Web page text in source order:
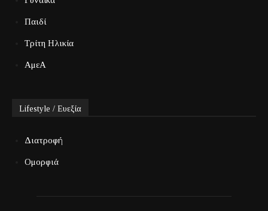
Παιδί
Τρίτη Ηλικία
ΑμεΑ
Lifestyle / Ευεξία
Διατροφή
Ομορφιά